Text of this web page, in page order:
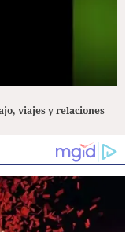
viajes y relaciones